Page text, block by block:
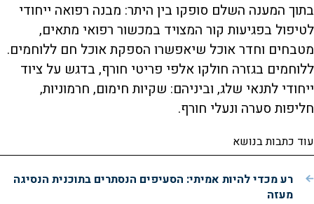
בתוך המענה השלם סופקו בין היתר: מבנה רפואה ייחודי
לטיפול בפגיעות קור המצויד במכשור רפואי מתאים,
מטבחים וחדר אוכל שיאפשרו הספקת אוכל חם ללוחמים.
ללוחמים בגזרה חולקו אלפי פריטי חורף, בדגש על ציוד
ייחודי לתנאי שלג, וביניהם: שקיות חימום, חרמוניות,
חליפות סערה ונעלי חורף.
עוד כתבות בנושא
רע מכדי להיות אמיתי: הסעיפים הנסתרים בתוכנית הנסיגה
מעזה